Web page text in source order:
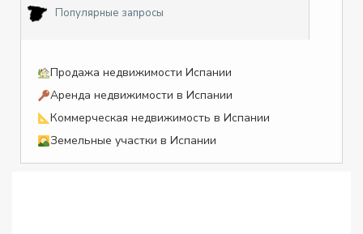
Популярные запросы
Продажа недвижимости Испании
Аренда недвижимости в Испании
Коммерческая недвижимость в Испании
Земельные участки в Испании